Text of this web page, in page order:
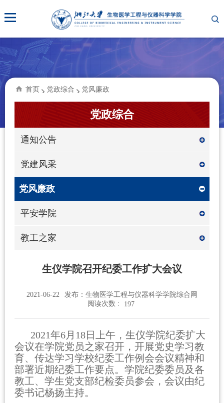
首页 党政综合 党风廉政
党政综合
通知公告
党建风采
党风廉政
平安学院
教工之家
生仪学院召开纪委工作扩大会议
2021-06-22
发布：生物医学工程与仪器科学学院综合网
阅读次数 :
197
2021年6月 18日上午，生仪学院纪委扩大
会议在学院党员之家召开，开展党史学习教
育、传达学习学校纪委工作例会会议精神和
部署近期纪委工作要点。学院纪委委员及各
教工、学生党支部纪检委员参会，会议由纪
委书记杨扬主持。